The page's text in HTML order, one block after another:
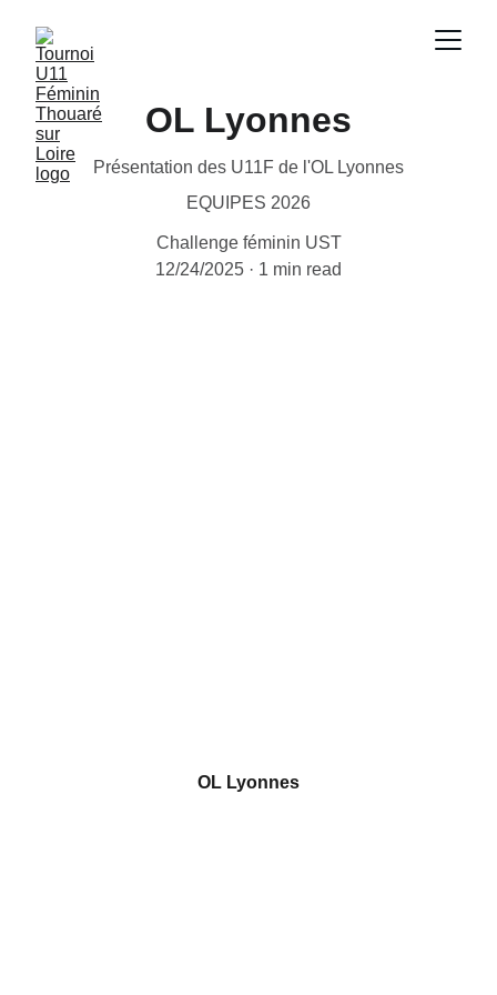
OL Lyonnes
Présentation des U11F de l'OL Lyonnes
EQUIPES 2026
Challenge féminin UST
12/24/2025
1 min read
OL Lyonnes